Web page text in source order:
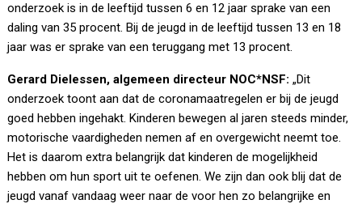
onderzoek is in de leeftijd tussen 6 en 12 jaar sprake van een
daling van 35 procent. Bij de jeugd in de leeftijd tussen 13 en 18
jaar was er sprake van een teruggang met 13 procent.
Gerard Dielessen, algemeen directeur NOC*NSF: „Dit
onderzoek toont aan dat de coronamaatregelen er bij de jeugd
goed hebben ingehakt. Kinderen bewegen al jaren steeds minder,
motorische vaardigheden nemen af en overgewicht neemt toe.
Het is daarom extra belangrijk dat kinderen de mogelijkheid
hebben om hun sport uit te oefenen. We zijn dan ook blij dat de
jeugd vanaf vandaag weer naar de voor hen zo belangrijke en